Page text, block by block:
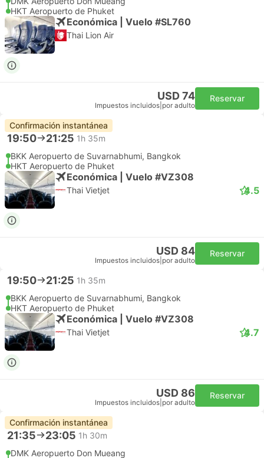
HKT Aeropuerto de Phuket
Económica | Vuelo #SL760
Thai Lion Air
USD 74
Impuestos incluidos por adulto
Reservar
Confirmación instantánea
19:50 21:25 1h 35m
BKK Aeropuerto de Suvarnabhumi, Bangkok
HKT Aeropuerto de Phuket
Económica | Vuelo #VZ308
Thai Vietjet 4.5
USD 84
Impuestos incluidos por adulto
Reservar
19:50 21:25 1h 35m
BKK Aeropuerto de Suvarnabhumi, Bangkok
HKT Aeropuerto de Phuket
Económica | Vuelo #VZ308
Thai Vietjet 4.7
USD 86
Impuestos incluidos por adulto
Reservar
Confirmación instantánea
21:35 23:05 1h 30m
DMK Aeropuerto Don Mueang